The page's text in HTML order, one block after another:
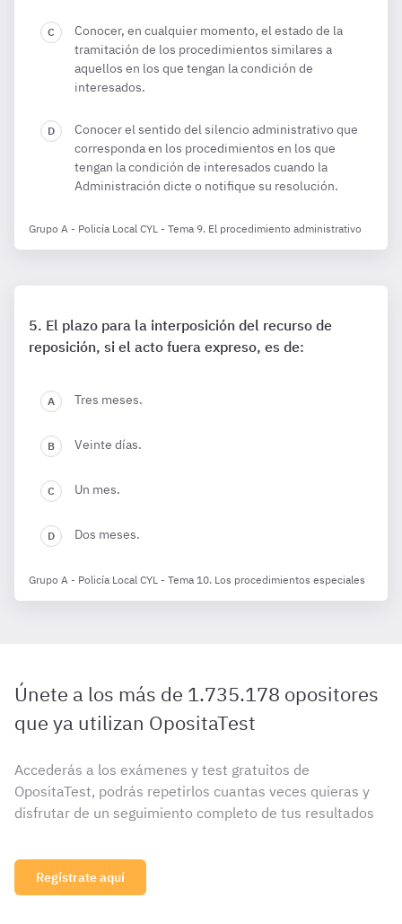
Conocer, en cualquier momento, el estado de la
tramitación de los procedimientos similares a
aquellos en los que tengan la condición de
interesados.
Conocer el sentido del silencio administrativo que
corresponda en los procedimientos en los que
tengan la condición de interesados cuando la
Administración dicte o notifique su resolución.
Grupo A - Policía Local CYL - Tema 9. El procedimiento administrativo
El plazo para la interposición del recurso de
reposición, si el acto fuera expreso, es de:
Tres meses.
Veinte días.
Un mes.
Dos meses.
Grupo A - Policía Local CYL - Tema 10. Los procedimientos especiales
Únete a los más de 1.735.178 opositores
que ya utilizan OpositaTest
Accederás a los exámenes y test gratuitos de
OpositaTest, podrás repetirlos cuantas veces quieras y
disfrutar de un seguimiento completo de tus resultados
Regístrate aquí